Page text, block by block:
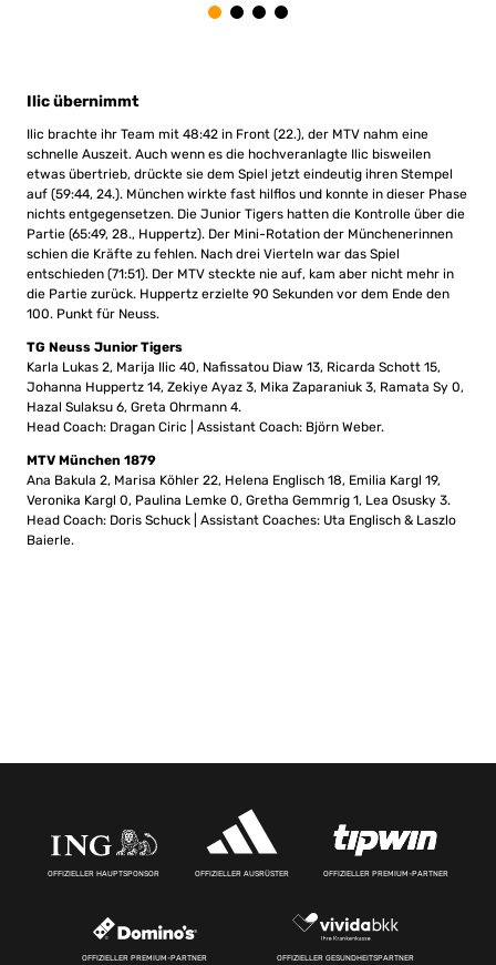
Ilic übernimmt
Ilic brachte ihr Team mit 48:42 in Front (22.), der MTV nahm eine
schnelle Auszeit. Auch wenn es die hochveranlagte Ilic bisweilen
etwas übertrieb, drückte sie dem Spiel jetzt eindeutig ihren Stempel
auf (59:44, 24.). München wirkte fast hilflos und konnte in dieser Phase
nichts entgegensetzen. Die Junior Tigers hatten die Kontrolle über die
Partie (65:49, 28., Huppertz). Der Mini-Rotation der Münchenerinnen
schien die Kräfte zu fehlen. Nach drei Vierteln war das Spiel
entschieden (71:51). Der MTV steckte nie auf, kam aber nicht mehr in
die Partie zurück. Huppertz erzielte 90 Sekunden vor dem Ende den
100. Punkt für Neuss.
TG Neuss Junior Tigers
Karla Lukas 2, Marija Ilic 40, Nafissatou Diaw 13, Ricarda Schott 15,
Johanna Huppertz 14, Zekiye Ayaz 3, Mika Zaparaniuk 3, Ramata Sy 0,
Hazal Sulaksu 6, Greta Ohrmann 4.
Head Coach: Dragan Ciric | Assistant Coach: Björn Weber.
MTV München 1879
Ana Bakula 2, Marisa Köhler 22, Helena Englisch 18, Emilia Kargl 19,
Veronika Kargl 0, Paulina Lemke 0, Gretha Gemmrig 1, Lea Osusky 3.
Head Coach: Doris Schuck | Assistant Coaches: Uta Englisch & Laszlo
Baierle.
OFFIZIELLER HAUPTSPONSOR OFFIZIELLER AUSRÜSTER OFFIZIELLER PREMIUM-PARTNER
OFFIZIELLER PREMIUM-PARTNER OFFIZIELLER GESUNDHEITSPARTNER